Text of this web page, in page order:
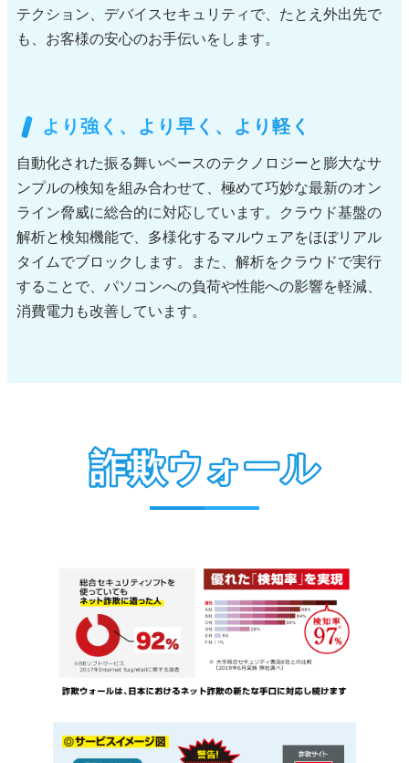
テクション、デバイスセキュリティで、たとえ外出先で
も、お客様の安心のお手伝いをします。
より強く、より早く、より軽く
自動化された振る舞いベースのテクノロジーと膨大なサ
ンプルの検知を組み合わせて、極めて巧妙な最新のオン
ライン脅威に総合的に対応しています。クラウド基盤の
解析と検知機能で、多様化するマルウェアをほぼリアル
タイムでブロックします。また、解析をクラウドで実行
することで、パソコンへの負荷や性能への影響を軽減、
消費電力も改善しています。